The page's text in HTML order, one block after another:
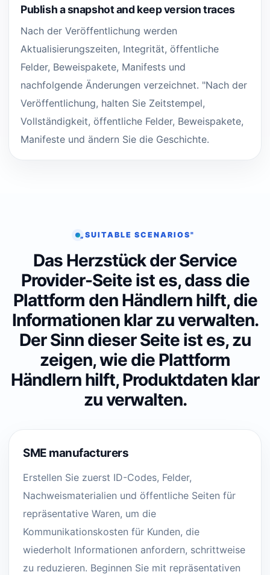
Publish a snapshot and keep version traces
Nach der Veröffentlichung werden
Aktualisierungszeiten, Integrität, öffentliche
Felder, Beweispakete, Manifests und
nachfolgende Änderungen verzeichnet. "Nach der
Veröffentlichung, halten Sie Zeitstempel,
Vollständigkeit, öffentliche Felder, Beweispakete,
Manifeste und ändern Sie die Geschichte.
„SUITABLE SCENARIOS"
Das Herzstück der Service
Provider-Seite ist es, dass die
Plattform den Händlern hilft, die
Informationen klar zu verwalten.
Der Sinn dieser Seite ist es, zu
zeigen, wie die Plattform
Händlern hilft, Produktdaten klar
zu verwalten.
SME manufacturers
Erstellen Sie zuerst ID-Codes, Felder,
Nachweismaterialien und öffentliche Seiten für
repräsentative Waren, um die
Kommunikationskosten für Kunden, die
wiederholt Informationen anfordern, schrittweise
zu reduzieren. Beginnen Sie mit repräsentativen